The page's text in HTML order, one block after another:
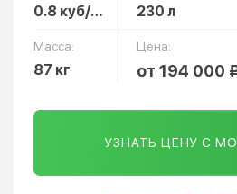
0.8 куб/сут 230 л
Масса:
87 кг
Цена:
от 194 000
УЗНАТЬ ЦЕНУ С